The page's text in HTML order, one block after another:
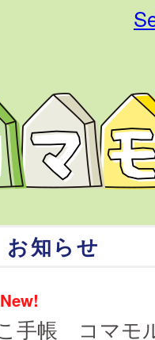
お知らせ
New!